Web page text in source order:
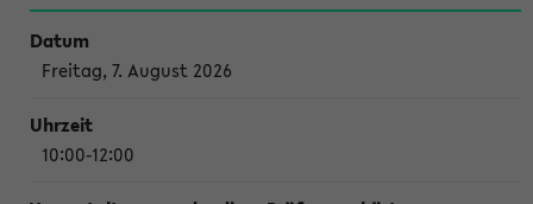
Freitag, 7. August 2026
10:00-12:00